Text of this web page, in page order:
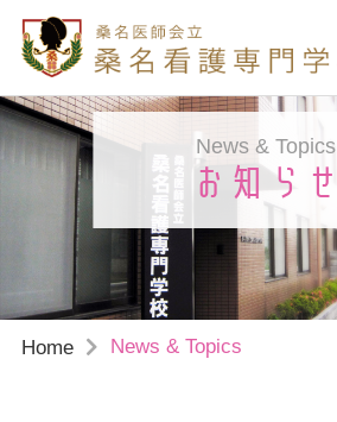
News & Topics
お知らせ
Home News & Topics